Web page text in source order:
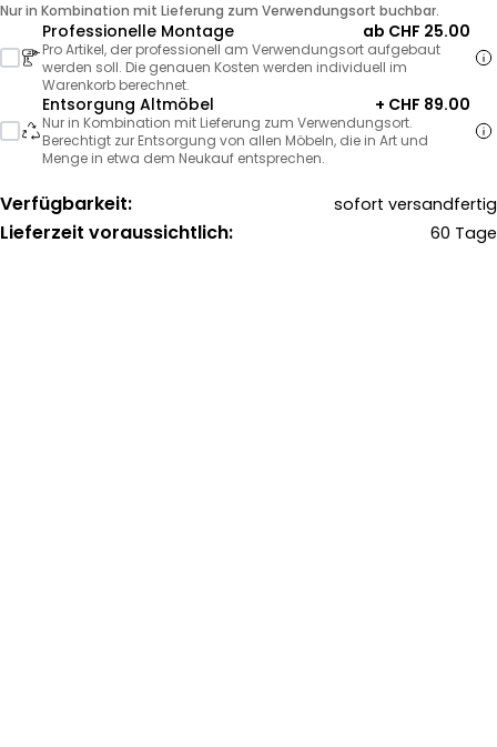
Nur in Kombination mit Lieferung zum Verwendungsort buchbar.
Professionelle Montage ab CHF 25.00
Pro Artikel, der professionell am Verwendungsort aufgebaut
werden soll. Die genauen Kosten werden individuell im
Warenkorb berechnet.
Entsorgung Altmöbel + CHF 89.00
Nur in Kombination mit Lieferung zum Verwendungsort.
Berechtigt zur Entsorgung von allen Möbeln, die in Art und
Menge in etwa dem Neukauf entsprechen.
Verfügbarkeit: sofort versandfertig
Lieferzeit voraussichtlich: 60 Tage